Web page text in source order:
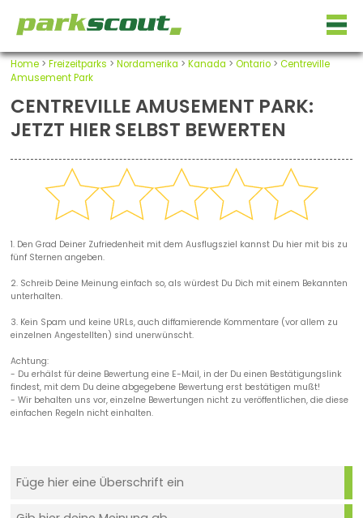
Home> Freizeitparks > Nordamerika > Kanada > Ontario> Centreville
Amusement Park
CENTREVILLE AMUSEMENT PARK:
JETZT HIER SELBST BEWERTEN
1. Den Grad Deiner Zufriedenheit mit dem Ausflugsziel kannst Du hier mit bis zu
fünf Sternen angeben.
2. Schreib Deine Meinung einfach so, als würdest Du Dich mit einem Bekannten
unterhalten.
3. Kein Spam und keine URLs, auch diffamierende Kommentare (vor allem zu
einzelnen Angestellten) sind unerwünscht.
Achtung:
- Du erhälst für deine Bewertung eine E-Mail, in der Du einen Bestätigungslink
findest, mit dem Du deine abgegebene Bewertung erst bestätigen mußt!
- Wir behalten uns vor, einzelne Bewertungen nicht zu veröffentlichen, die diese
einfachen Regeln nicht einhalten.